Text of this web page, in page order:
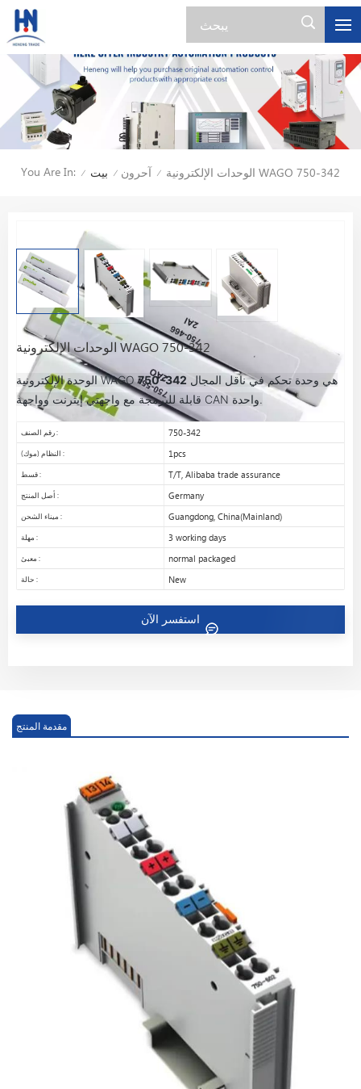
You Are In: / بيت / آحرون / الوحدات الإلكترونية WAGO 750-342
الوحدات الإلكترونية WAGO 750-342
الوحدة الإلكترونية WAGO750-342
قابلة للبرمجة مع واجهتي إيثرنت وواجهة CAN واحدة.
رقم الصنف : 750-342
النظام (موك) : 1pcs
قسط : T/T, Alibaba trade assurance
أصل المنتج : Germany
ميناء الشحن : Guangdong, China(Mainland)
مهلة : 3 working days
معبئ : normal packaged
حالة : New
مقدمة المنتج